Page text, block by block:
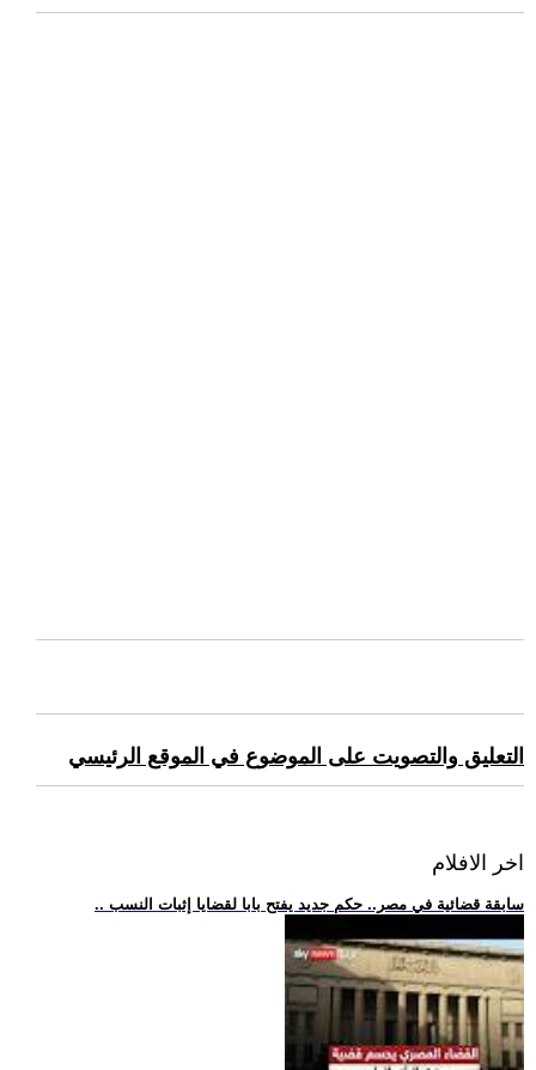
التعليق والتصويت على الموضوع في الموقع الرئيسي
اخر الافلام
.. سابقة قضائية في مصر.. حكم جديد يفتح بابا لقضايا إثبات النسب